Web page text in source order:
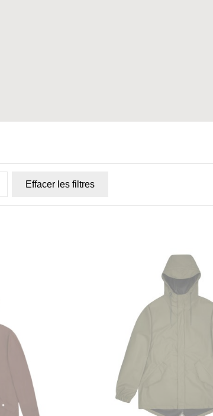
Effacer les filtres